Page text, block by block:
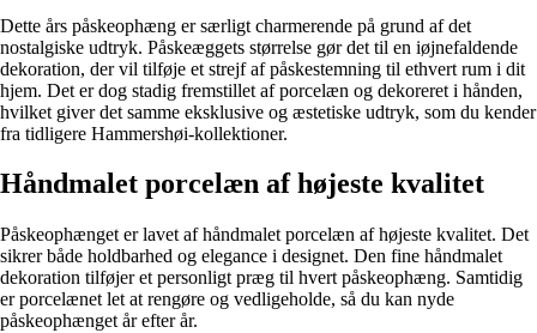
Dette års påskeophæng er særligt charmerende på grund af det
nostalgiske udtryk. Påskeæggets størrelse gør det til en iøjnefaldende
dekoration, der vil tilføje et strejf af påskestemning til ethvert rum i dit
hjem. Det er dog stadig fremstillet af porcelæn og dekoreret i hånden,
hvilket giver det samme eksklusive og æstetiske udtryk, som du kender
fra tidligere Hammershøi-kollektioner.
Håndmalet porcelæn af højeste kvalitet
Påskeophænget er lavet af håndmalet porcelæn af højeste kvalitet. Det
sikrer både holdbarhed og elegance i designet. Den fine håndmalet
dekoration tilføjer et personligt præg til hvert påskeophæng. Samtidig
er porcelænet let at rengøre og vedligeholde, så du kan nyde
påskeophænget år efter år.